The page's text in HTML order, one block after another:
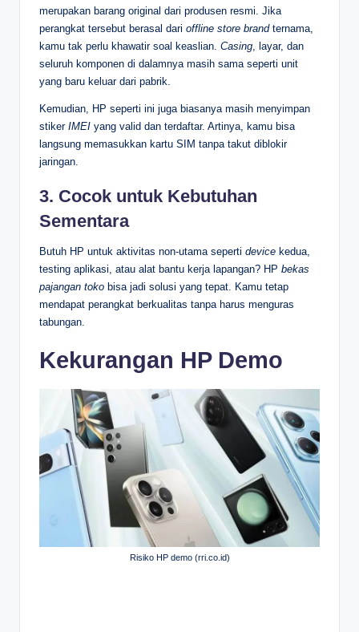
merupakan barang original dari produsen resmi. Jika
perangkat tersebut berasal dari offline store brandternama,
kamu tak perlu khawatir soal keaslian. Casing , layar, dan
seluruh komponen di dalamnya masih sama seperti unit
yang baru keluar dari pabrik.
Kemudian, HP seperti ini juga biasanya masih menyimpan
stiker IMEI yang valid dan terdaftar. Artinya, kamu bisa
langsung memasukkan kartu SIM tanpa takut diblokir
jaringan.
3. Cocok untuk Kebutuhan
Sementara
Butuh HP untuk aktivitas non-utama seperti device kedua,
testing aplikasi, atau alat bantu kerja lapangan? HP bekas
pajangan toko bisa jadi solusi yang tepat. Kamu tetap
mendapat perangkat berkualitas tanpa harus menguras
tabungan.
Kekurangan HP Demo
Risiko HP demo (rri.co.id)